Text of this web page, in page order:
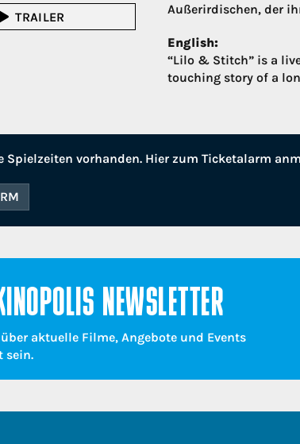
TRAILER
Außerirdischen, der
English:
“Lilo & Stitch” is a
touching story of a
Spielzeiten vorhanden. Hier zum Ticketalarm
NEWSLETTER
aktuelle Filme, Angebote und Events
sein.